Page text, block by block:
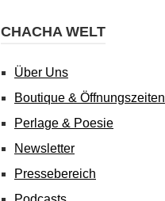
CHACHA WELT
Über Uns
Boutique & Öffnungszeiten
Perlage & Poesie
Newsletter
Pressebereich